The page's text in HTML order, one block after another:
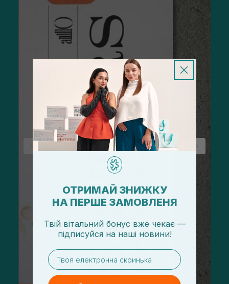
ОТРИМАЙ ЗНИЖКУ
НА ПЕРШЕ ЗАМОВЛЕНЯ
Твій вітальний бонус вже чекає —
підписуйся на наші новини!
email